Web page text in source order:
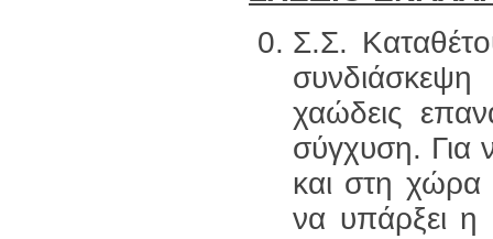
Σ.Σ.
χαώδεις
σύγχυση. Για
και στη χώρα
να υπάρξει η